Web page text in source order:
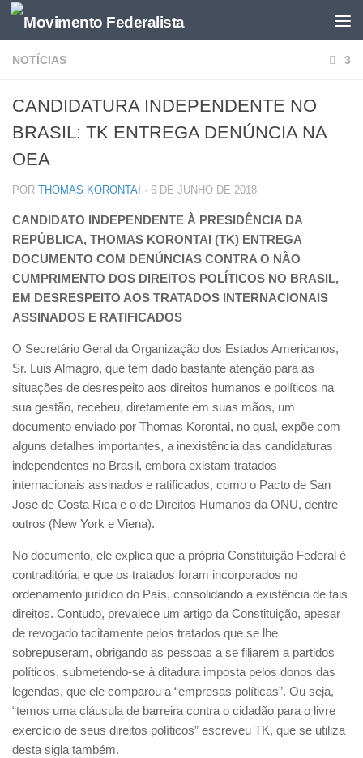
NOTÍCIAS 3
CANDIDATURA INDEPENDENTE NO
BRASIL: TK ENTREGA DENÚNCIA NA
OEA
POR THOMAS KORONTAI · 6 DE JUNHO DE 2018
CANDIDATO INDEPENDENTE À PRESIDÊNCIA DA
REPÚBLICA, THOMAS KORONTAI (TK) ENTREGA
DOCUMENTO COM DENÚNCIAS CONTRA O NÃO
CUMPRIMENTO DOS DIREITOS POLÍTICOS NO BRASIL,
EM DESRESPEITO AOS TRATADOS INTERNACIONAIS
ASSINADOS E RATIFICADOS
O Secretário Geral da Organização dos Estados Americanos,
Sr. Luis Almagro, que tem dado bastante atenção para as
situações de desrespeito aos direitos humanos e políticos na
sua gestão, recebeu, diretamente em suas mãos, um
documento enviado por Thomas Korontai, no qual, expõe com
alguns detalhes importantes, a inexistência das candidaturas
independentes no Brasil, embora existam tratados
internacionais assinados e ratificados, como o Pacto de San
Jose de Costa Rica e o de Direitos Humanos da ONU, dentre
outros (New York e Viena).
No documento, ele explica que a própria Constituição Federal é
contraditória, e que os tratados foram incorporados no
ordenamento jurídico do País, consolidando a existência de tais
direitos. Contudo, prevalece um artigo da Constituição, apesar
de revogado tacitamente pelos tratados que se lhe
sobrepuseram, obrigando as pessoas a se filiarem a partidos
políticos, submetendo-se à ditadura imposta pelos donos das
legendas, que ele comparou a “empresas políticas”. Ou seja,
“temos uma cláusula de barreira contra o cidadão para o livre
exercício de seus direitos políticos” escreveu TK, que se utiliza
desta sigla também.